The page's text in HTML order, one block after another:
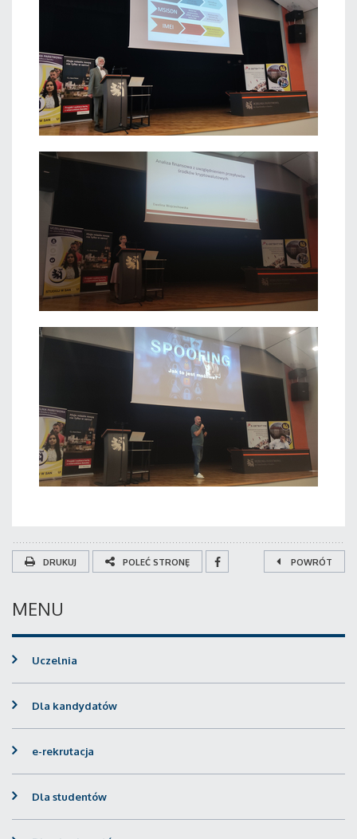
DRUKUJ POLEĆ STRONĘ POWRÓT
MENU
Uczelnia
Dla kandydatów
e-rekrutacja
Dla studentów